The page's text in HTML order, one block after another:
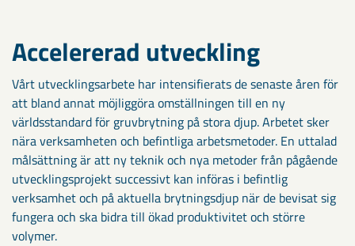
Accelererad utveckling
Vårt utvecklingsarbete har intensifierats de senaste åren för
att bland annat möjliggöra omställningen till en ny
världsstandard för gruvbrytning på stora djup. Arbetet sker
nära verksamheten och befintliga arbetsmetoder. En uttalad
målsättning är att ny teknik och nya metoder från pågående
utvecklingsprojekt successivt kan införas i befintlig
verksamhet och på aktuella brytningsdjup när de bevisat sig
fungera och ska bidra till ökad produktivitet och större
volymer.